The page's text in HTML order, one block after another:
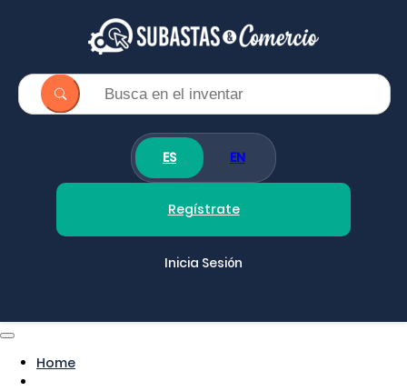
ES EN
Regístrate
Inicia Sesión
Home